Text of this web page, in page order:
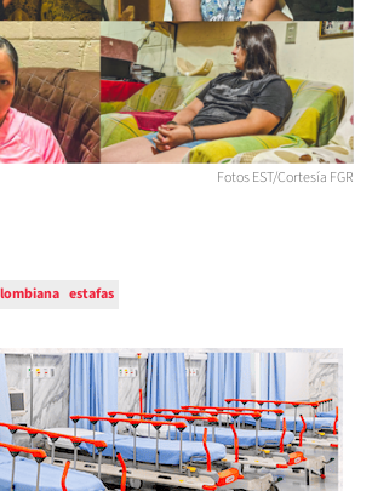
Fotos EST/Cortesía FGR
estafas